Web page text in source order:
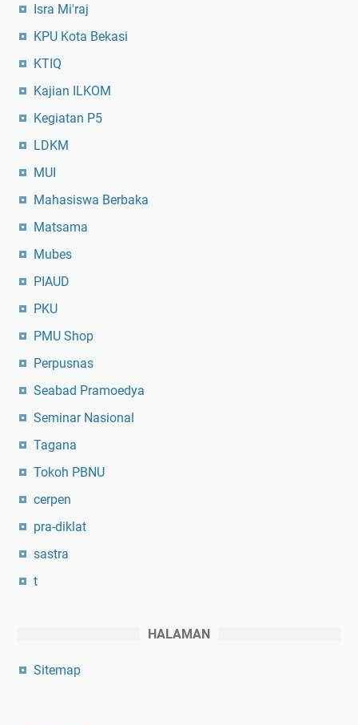
Isra Mi'raj
KPU Kota Bekasi
KTIQ
Kajian ILKOM
Kegiatan P5
LDKM
MUI
Mahasiswa Berbaka
Matsama
Mubes
PIAUD
PKU
PMU Shop
Perpusnas
Seabad Pramoedya
Seminar Nasional
Tagana
Tokoh PBNU
cerpen
pra-diklat
sastra
t
HALAMAN
Sitemap